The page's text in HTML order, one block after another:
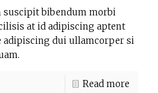
suscipit bibendum morbi
at id adipiscing aptent
adipiscing dui ullamcorper si
Read more